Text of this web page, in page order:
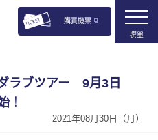
購買機票
選單
ラブツアー 9月3日
！
2021年08月30日（月）